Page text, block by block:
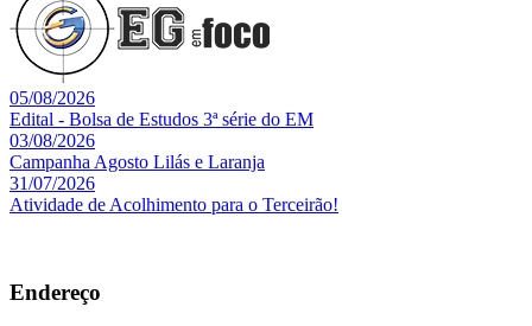
05/08/2026
Edital - Bolsa de Estudos 3ª série do EM
03/08/2026
Campanha Agosto Lilás e Laranja
31/07/2026
Atividade de Acolhimento para o Terceirão!
Endereço